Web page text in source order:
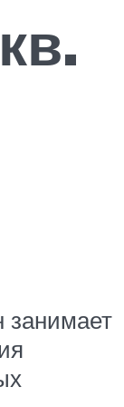
занимает